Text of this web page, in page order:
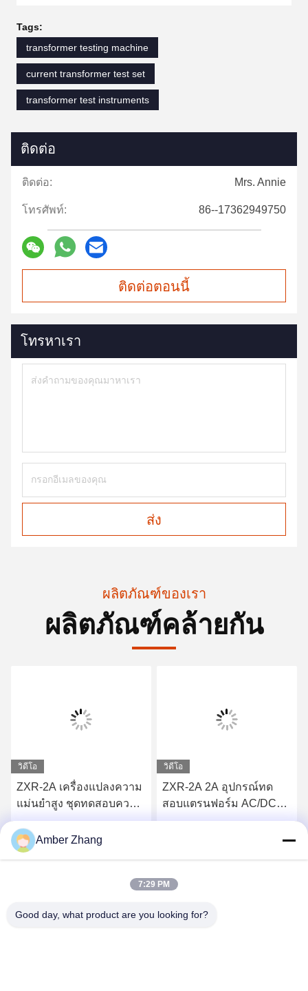
Tags:
transformer testing machine
current transformer test set
transformer test instruments
ติดต่อ
ติดต่อ: Mrs. Annie
โทรศัพท์: 86--17362949750
ติดต่อตอนนี้
โทรหาเรา
ส่ง
ผลิตภัณฑ์ของเรา
ผลิตภัณฑ์คล้ายกัน
วิดีโอ
ZXR-2A เครื่องแปลงความ
แม่นยําสูง ชุดทดสอบความ
ต้านทาน DC 1mΩ - 2kΩ
ระยะการวัด
หา ราคา ที่ ดี ที่สุด
วิดีโอ
ZXR-2A 2A อุปกรณ์ทด
สอบแตรนฟอร์ม AC/DC
เครื่องทดสอบความ
Amber Zhang
7:29 PM
Good day, what product are you looking for?